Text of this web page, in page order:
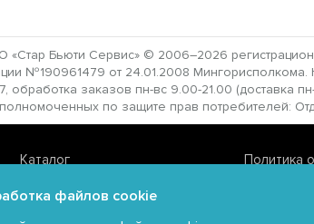
«Стар Бьюти Сервис» © 2006–2026
№190961479 от 24.01.2008
обработка заказов пн-вс 9.00-21.00 (доставка
по защите прав потребителей:
Каталог
Политика
файлов cookie